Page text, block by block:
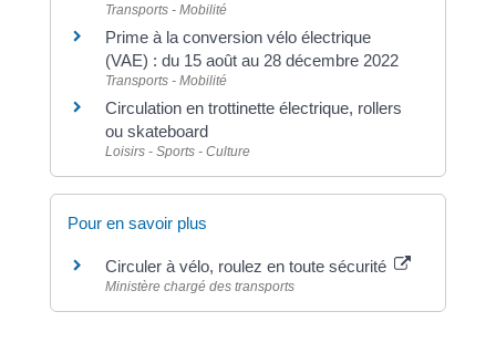
Transports - Mobilité
Prime à la conversion vélo électrique
(VAE) : du 15 août au 28 décembre 2022
Transports - Mobilité
Circulation en trottinette électrique, rollers
ou skateboard
Loisirs - Sports - Culture
Pour en savoir plus
Circuler à vélo, roulez en toute sécurité
Ministère chargé des transports